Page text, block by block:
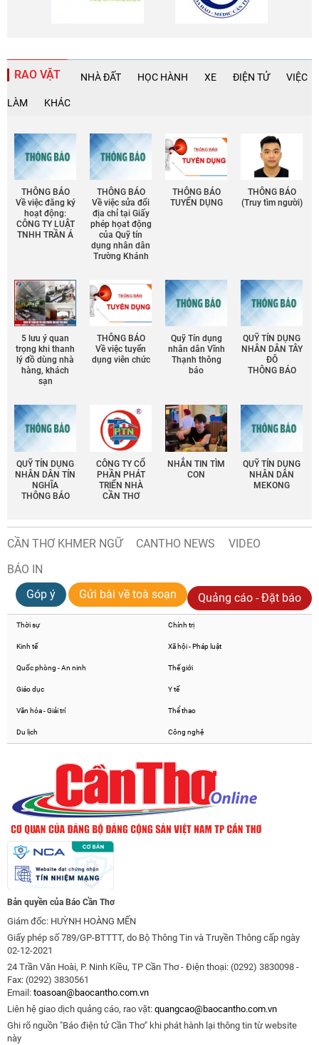
RAO VẶT NHÀ ĐẤT HỌC HÀNH XE ĐIỆN TỬ VIỆC
LÀM KHÁC
THÔNG BÁO
Về việc đăng ký
hoạt động:
CÔNG TY LUẬT
TNHH TRẦN Á
THÔNG BÁO
Về việc sửa đổi
địa chỉ tại Giấy
phép họat động
của Quỹ tín
dụng nhân dân
Trường Khánh
THÔNG BÁO
TUYỂN DỤNG
THÔNG BÁO
(Truy tìm người)
5 lưu ý quan
trọng khi thanh
lý đồ dùng nhà
hàng, khách
sạn
THÔNG BÁO
Về việc tuyển
dụng viên chức
Quỹ Tín dụng
nhân dân Vĩnh
Thạnh thông
báo
QUỸ TÍN DỤNG
NHÂN DÂN TÂY
ĐÔ
THÔNG BÁO
QUỸ TÍN DỤNG
NHÂN DÂN TÍN
NGHĨA
THÔNG BÁO
CÔNG TY CỔ
PHẦN PHÁT
TRIỂN NHÀ
CẦN THƠ
NHẮN TIN TÌM
CON
QUỸ TÍN DỤNG
NHÂN DÂN
MEKONG
CẦN THƠ KHMER NGỮ CANTHO NEWS
VIDEO
BÁO IN
Góp ý
Gửi bài về toà soạn Quảng cáo - Đặt báo
Thời sự Chính trị
Kinh tế Xã hội - Pháp luật
Quốc phòng - An ninh Thế giới
Giáo dục Y tế
Văn hóa - Giải trí Thể thao
Du lịch Công nghệ
Bản quyền của Báo Cần Thơ
Giám đốc: HUỲNH HOÀNG MẾN
Giấy phép số 789/GP-BTTTT, do Bộ Thông Tin và Truyền Thông cấp ngày
02-12-2021
24 Trần Văn Hoài, P. Ninh Kiều, TP Cần Thơ - Điện thoại: (0292) 3830098 -
Fax: (0292) 3830561
Email: toasoan@baocantho.com.vn
Liên hệ giao dịch quảng cáo, rao vặt: quangcao@baocantho.com.vn
Ghi rõ nguồn "Báo điện tử Cần Thơ" khi phát hành lại thông tin từ website
này